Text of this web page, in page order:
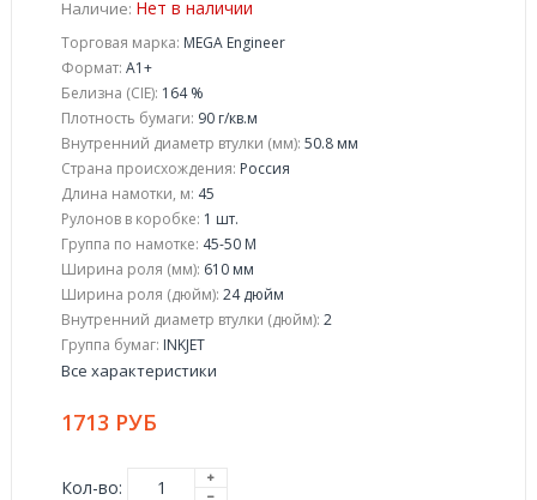
Наличие: Нет в наличии
Торговая марка: MEGA Engineer
Формат: A1+
Белизна (CIE): 164 %
Плотность бумаги: 90 г/кв.м
Внутренний диаметр втулки (мм): 50.8 мм
Страна происхождения: Россия
Длина намотки, м: 45
Рулонов в коробке: 1 шт.
Группа по намотке: 45-50 М
Ширина роля (мм): 610 мм
Ширина роля (дюйм): 24 дюйм
Внутренний диаметр втулки (дюйм): 2
Группа бумаг: INKJET
Все характеристики
1713 РУБ
Кол-во: